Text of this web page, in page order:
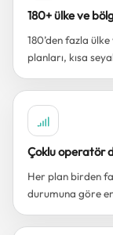
180+ ülke ve
180’den fazla
planları, kısa
Çoklu operatör
Her plan birden
durumuna göre